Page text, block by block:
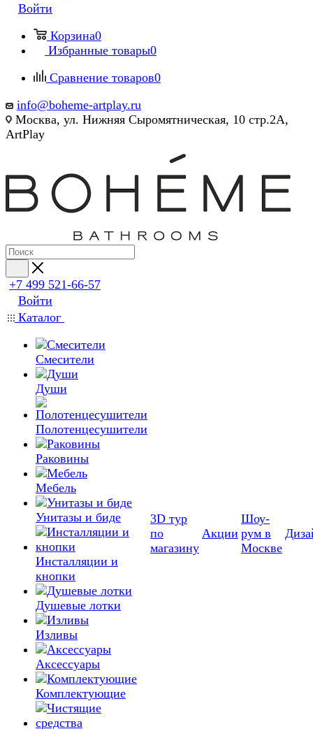
Войти
Корзина0
Избранные товары0
Сравнение товаров0
info@boheme-artplay.ru
Москва, ул. Нижняя Сыромятническая, 10 стр.2А,
ArtPlay
+7 499 521-66-57
Войти
Каталог
Смесители
Души
Полотенцесушители
Раковины
Мебель
Унитазы и биде
Инсталляции и
кнопки
Душевые лотки
Изливы
Аксессуары
Комплектующие
3D тур
по
магазину
Акции
Шоу-
рум в
Москве